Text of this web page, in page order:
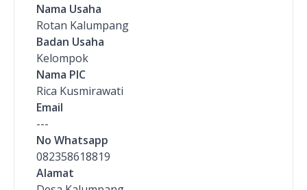
Nama Usaha
Rotan Kalumpang
Badan Usaha
Kelompok
Nama PIC
Rica Kusmirawati
Email
---
No Whatsapp
082358618819
Alamat